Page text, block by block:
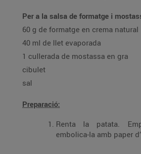
Per a la salsa de formatge i
60 g de formatge en crema natural
40 ml de llet evaporada
1 cullerada de mostassa en gra
cibulet
sal
Preparació:
Renta la patata.
embolica-la amb paper